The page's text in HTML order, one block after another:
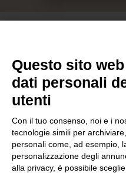
Vigneti
SOC. AGRICOLA F.LLI
+(39)
Questo sito
dati personali
utenti
Con il tuo consenso, noi e i
tecnologie simili per
personali come, ad esempio,
personalizzazione degli
alla privacy, è possibile